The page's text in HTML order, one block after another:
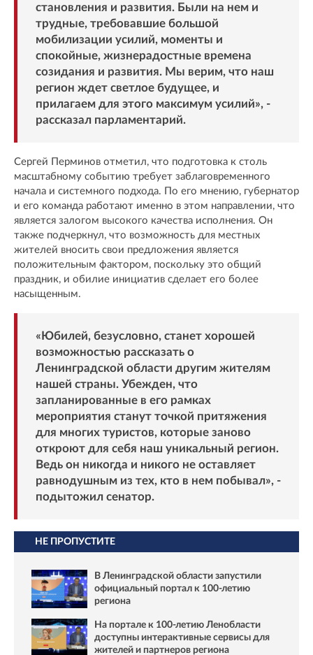
становления и развития. Были на нем и
трудные, требовавшие большой
мобилизации усилий, моменты и
спокойные, жизнерадостные времена
созидания и развития. Мы верим, что наш
регион ждет светлое будущее, и
прилагаем для этого максимум усилий», -
рассказал парламентарий.
Сергей Перминов отметил, что подготовка к столь
масштабному событию требует заблаговременного
начала и системного подхода. По его мнению, губернатор
и его команда работают именно в этом направлении, что
является залогом высокого качества исполнения. Он
также подчеркнул, что возможность для местных
жителей вносить свои предложения является
положительным фактором, поскольку это общий
праздник, и обилие инициатив сделает его более
насыщенным.
«Юбилей, безусловно, станет хорошей
возможностью рассказать о
Ленинградской области другим жителям
нашей страны. Убежден, что
запланированные в его рамках
мероприятия станут точкой притяжения
для многих туристов, которые заново
откроют для себя наш уникальный регион.
Ведь он никогда и никого не оставляет
равнодушным из тех, кто в нем побывал», -
подытожил сенатор.
НЕ ПРОПУСТИТЕ
В Ленинградской области запустили
официальный портал к 100-летию
региона
На портале к 100-летию Ленобласти
доступны интерактивные сервисы для
жителей и партнеров региона